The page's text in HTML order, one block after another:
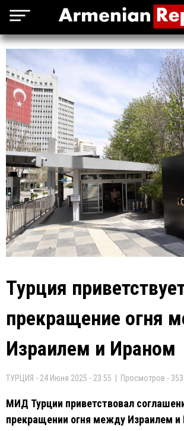
Турция
прекращение огня
Израилем и Ираном
ТУРЦИЯ - 24 Июня 2025 - 23:55 | Просмотров - 353
МИД Турции приветствовал
прекращении огня между Израилем и